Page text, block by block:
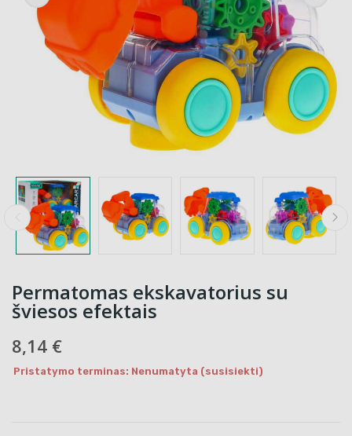
Permatomas ekskavatorius su
šviesos efektais
8,14 €
Pristatymo terminas: Nenumatyta (susisiekti)